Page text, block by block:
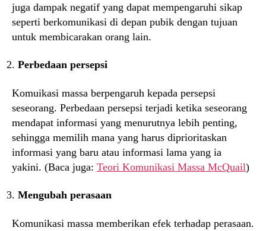
juga dampak negatif yang dapat mempengaruhi sikap
seperti berkomunikasi di depan pubik dengan tujuan
untuk membicarakan orang lain.
Perbedaan persepsi
Komuikasi massa berpengaruh kepada persepsi
seseorang. Perbedaan persepsi terjadi ketika seseorang
mendapat informasi yang menurutnya lebih penting,
sehingga memilih mana yang harus diprioritaskan
informasi yang baru atau informasi lama yang ia
yakini. (Baca juga: Teori Komunikasi Massa McQuail)
Mengubah perasaan
Komunikasi massa memberikan efek terhadap perasaan.